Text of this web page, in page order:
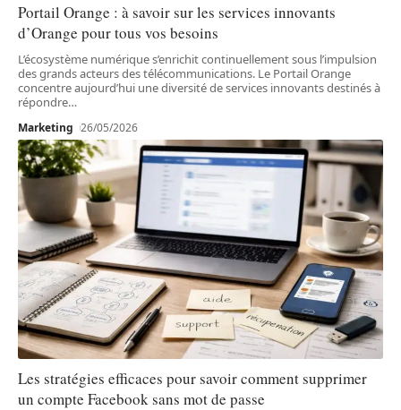
Portail Orange : à savoir sur les services innovants
d’Orange pour tous vos besoins
L’écosystème numérique s’enrichit continuellement sous l’impulsion
des grands acteurs des télécommunications. Le Portail Orange
concentre aujourd’hui une diversité de services innovants destinés à
répondre…
Marketing 26/05/2026
Les stratégies efficaces pour savoir comment supprimer
un compte Facebook sans mot de passe